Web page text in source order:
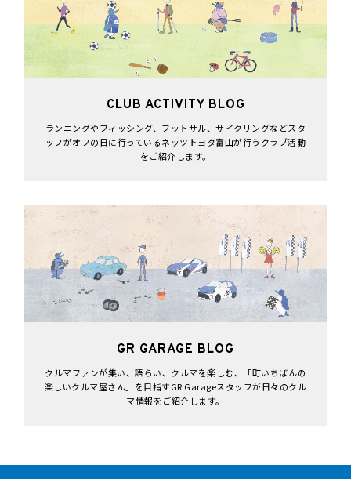
CLUB ACTIVITY BLOG
ランニングやフィッシング、フットサル、サイクリングなどスタ
ッフがオフの日に行っているネッツトヨタ富山が行うクラブ活動
をご紹介します。
GR GARAGE BLOG
クルマファンが集い、語らい、クルマを楽しむ、「町いちばんの
楽しいクルマ屋さん」を目指すGR Garageスタッフが日々のクル
マ情報をご紹介します。